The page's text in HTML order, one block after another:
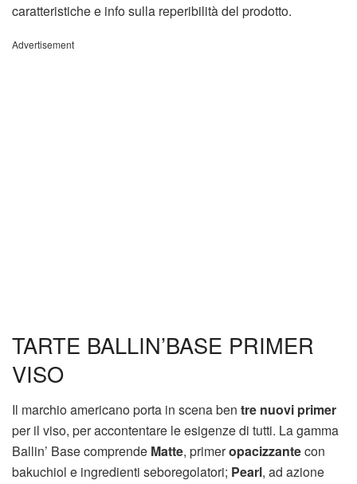
caratteristiche e info sulla reperibilità del prodotto.
Advertisement
TARTE BALLIN’BASE PRIMER
VISO
Il marchio americano porta in scena ben tre nuovi primer
per il viso, per accontentare le esigenze di tutti. La gamma
Ballin’ Base comprende Matte, primeropacizzantecon
bakuchiol e ingredienti seboregolatori; Pearl, ad azione